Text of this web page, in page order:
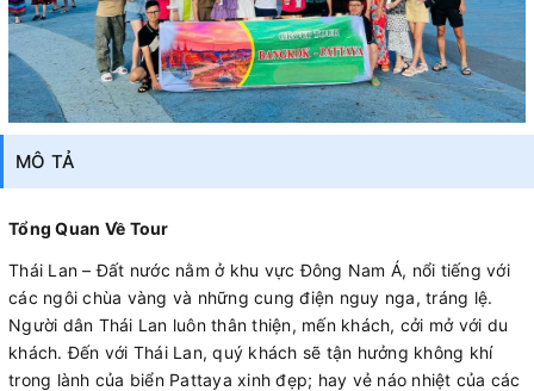
MÔ TẢ
Tổng Quan Về Tour
Thái Lan – Đất nước nằm ở khu vực Đông Nam Á, nổi tiếng với
các ngôi chùa vàng và những cung điện nguy nga, tráng lệ.
Người dân Thái Lan luôn thân thiện, mến khách, cởi mở với du
khách. Đến với Thái Lan, quý khách sẽ tận hưởng không khí
trong lành của biển Pattaya xinh đẹp; hay vẻ náo nhiệt của các